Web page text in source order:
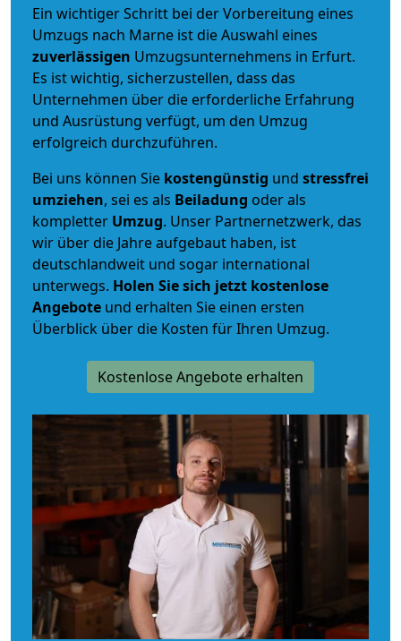
Ein wichtiger Schritt bei der Vorbereitung eines
Umzugs nach Marne ist die Auswahl eines
zuverlässigen Umzugsunternehmens in Erfurt.
Es ist wichtig, sicherzustellen, dass das
Unternehmen über die erforderliche Erfahrung
und Ausrüstung verfügt, um den Umzug
erfolgreich durchzuführen.
Bei uns können Sie kostengünstig und stressfrei
umziehen, sei es als Beiladung oder als
kompletter Umzug. Unser Partnernetzwerk, das
wir über die Jahre aufgebaut haben, ist
deutschlandweit und sogar international
unterwegs. Holen Sie sich jetzt kostenlose
Angebote und erhalten Sie einen ersten
Überblick über die Kosten für Ihren Umzug.
Kostenlose Angebote erhalten